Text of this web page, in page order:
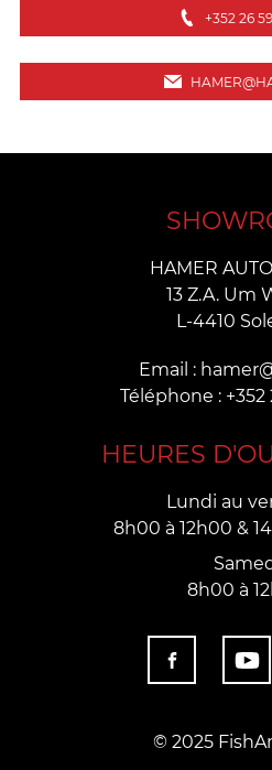
+352 26
HAMER
13 Z.A. Um
L-4410
Email :
Téléphone :
HEURES
Lundi au
8h00 à 12h00 &
8h00 à
© 2025